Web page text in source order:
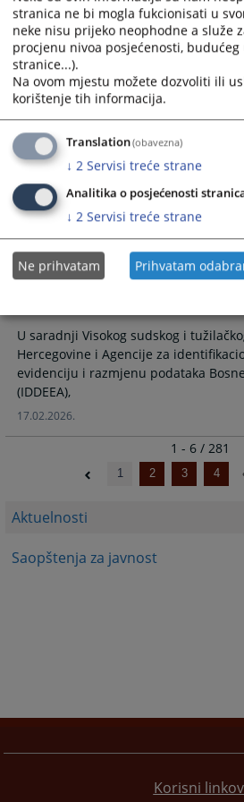
Aktuelnosti
Saopštenja za javnost
Okružni sud u Istočnom Sarajevu je
donio i javno objavio presudu
16.03.2026.
Okružni sud u Istočnom Sarajevu je
donio i javno objavio presudu
06.03.2026.
IDDEEA u posjeti
Istočnom
U saradnji Visokog sudskog i
Hercegovine i Agencije za
evidenciju i razmjenu podataka
(IDDEEA),
17.02.2026.
1 - 6 / 281
1 2 3 4
Korisni
stranica ne bi mogla fukcionisati u
neke nisu prijeko neophodne a služe
procjenu nivoa posjećenosti, budućeg
stranice...).
Na ovom mjestu možete dozvoliti ili
korištenje tih informacija.
Translation(obavezna)
↓ 2 Servisi treće strane
Analitika o posjećenosti
↓ 2 Servisi treće strane
Ne prihvatam Prihvatam